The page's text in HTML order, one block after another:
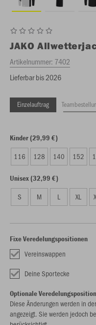
JAKO
Artikelnummer: 7402
Lieferbar bis 2026
Einzelauftrag
Kinder (29,99 €)
116 128 140 152
Unisex (32,99 €)
S M L XL
Fixe Veredelungspositionen
Vereinswappen
Deine Sportecke
Optionale
Diese Änderungen werden in
angezeigt. Sie werden jedoch